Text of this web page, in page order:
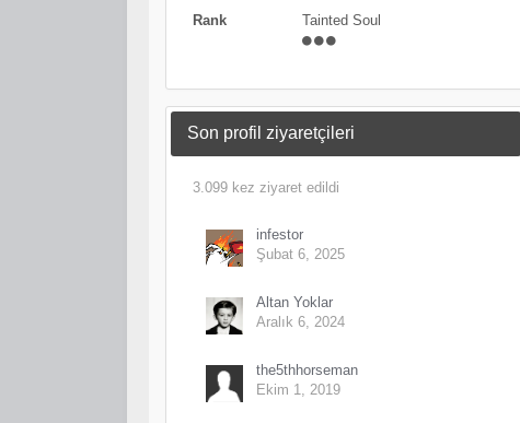
Rank Tainted Soul
Son profil ziyaretçileri
3.099 kez ziyaret edildi
infestor
Şubat 6, 2025
Altan Yoklar
Aralık 6, 2024
the5thhorseman
Ekim 1, 2019